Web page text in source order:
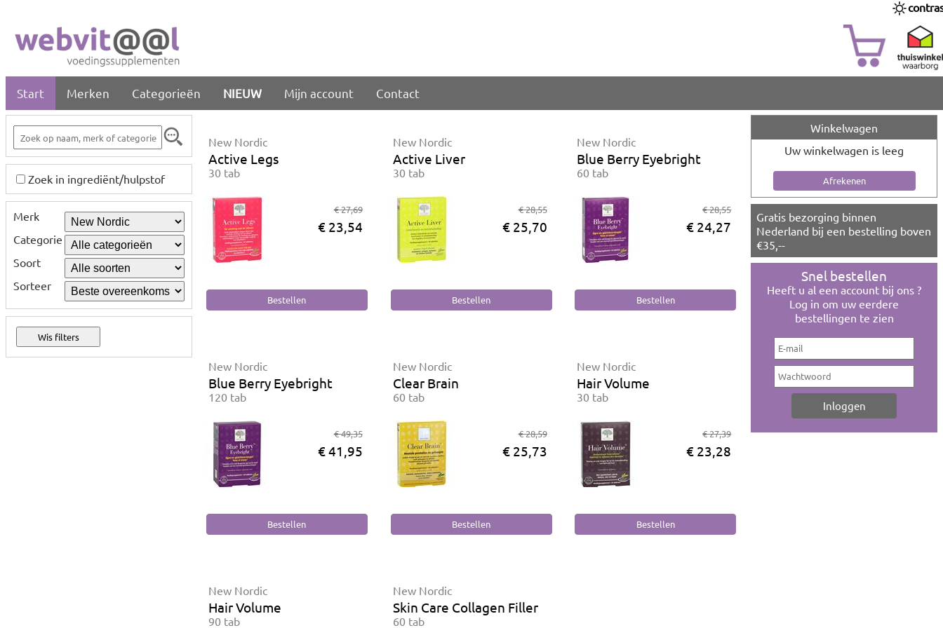
Start Merken Categorieën NIEUW Mijn account Contact
Zoek in ingrediënt/hulpstof
Merk
Categorie
Soort
Sorteer
New Nordic
Active Legs
30 tab
€ 27,69
€ 23,54
New Nordic
Active Liver
30 tab
€ 28,55
€ 25,70
New Nordic
Blue Berry Eyebright
60 tab
€ 28,55
€ 24,27
New Nordic
Blue Berry Eyebright
120 tab
€ 49,35
€ 41,95
New Nordic
Clear Brain
60 tab
€ 28,59
€ 25,73
New Nordic
Hair Volume
30 tab
€ 27,39
€ 23,28
New Nordic
Hair Volume
90 tab
New Nordic
Skin Care Collagen Filler
60 tab
Winkelwagen
Uw winkelwagen is leeg
Gratis bezorging binnen
Nederland bij een bestelling boven
€35,--
Snel bestellen
Heeft u al een account bij ons ?
Log in om uw eerdere
bestellingen te zien